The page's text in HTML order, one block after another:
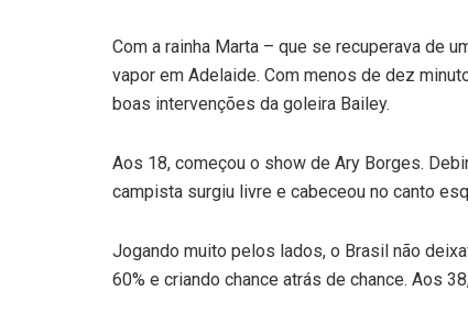
Com a rainha Marta – que se recuperava de
vapor em Adelaide. Com menos de dez
boas intervenções da goleira Bailey.
Aos 18, começou o show de Ary Borges.
campista surgiu livre e cabeceou no canto
Jogando muito pelos lados, o Brasil não
60% e criando chance atrás de chance. Aos